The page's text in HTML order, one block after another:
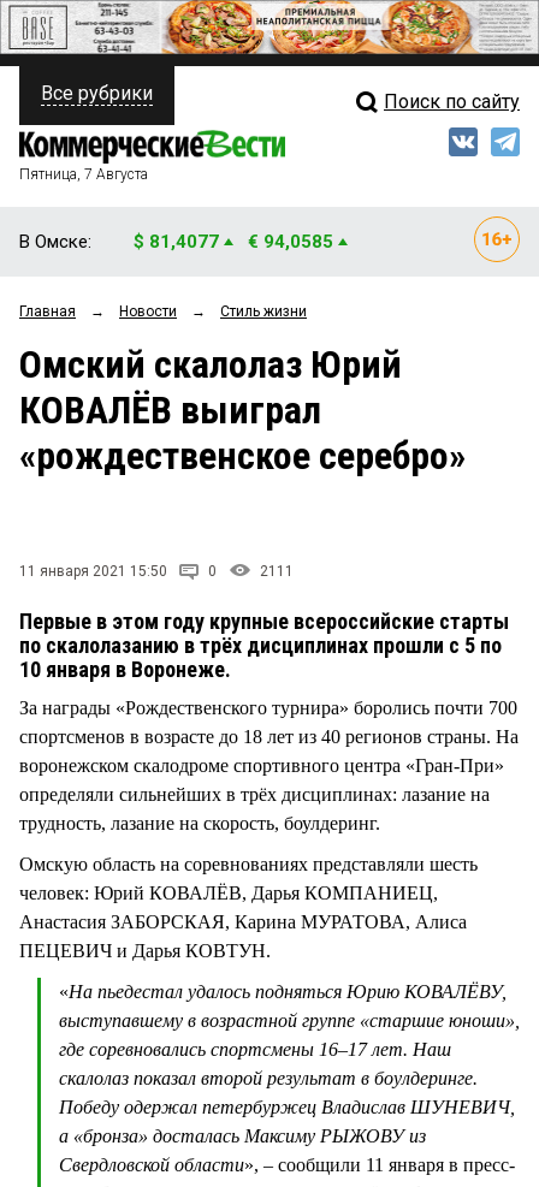
ПОЛИТИКА
ФИНАНСЫ
ОБЩЕСТВО
ЗАКОН
НОВОСТИ КОМПАНИЙ
Свежий выпуск
Рейтинги
Блоги
Архив
Все рубрики Поиск по сайту
Пятница, 7 Августа
В Омске: $ 81,4077 € 94,0585
Главная → Новости → Стиль жизни
Омский скалолаз Юрий
КОВАЛЁВ выиграл
«рождественское серебро»
11 января 2021 15:50 0 2111
Первые в этом году крупные всероссийские старты
по скалолазанию в трёх дисциплинах прошли с 5 по
10 января в Воронеже.
За награды «Рождественского турнира» боролись почти 700
спортсменов в возрасте до 18 лет из 40 регионов страны. На
воронежском скалодроме спортивного центра «Гран-При»
определяли сильнейших в трёх дисциплинах: лазание на
трудность, лазание на скорость, боулдеринг.
Омскую область на соревнованиях представляли шесть
человек: Юрий КОВАЛЁВ, Дарья КОМПАНИЕЦ,
Анастасия ЗАБОРСКАЯ, Карина МУРАТОВА, Алиса
ПЕЦЕВИЧ и Дарья КОВТУН.
«На пьедестал удалось подняться Юрию КОВАЛЁВУ,
выступавшему в возрастной группе «старшие юноши»,
где соревновались спортсмены 16–17 лет. Наш
скалолаз показал второй результат в боулдеринге.
Победу одержал петербуржец Владислав ШУНЕВИЧ,
а «бронза» досталась Максиму РЫЖОВУ из
Свердловской области», – сообщили 11 января в пресс-